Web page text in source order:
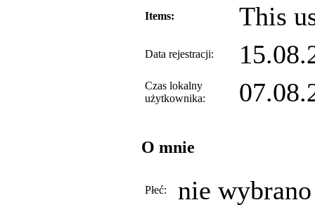
Items: This
Data rejestracji:
Czas lokalny
użytkownika:
O mnie
Płeć: nie wybrano